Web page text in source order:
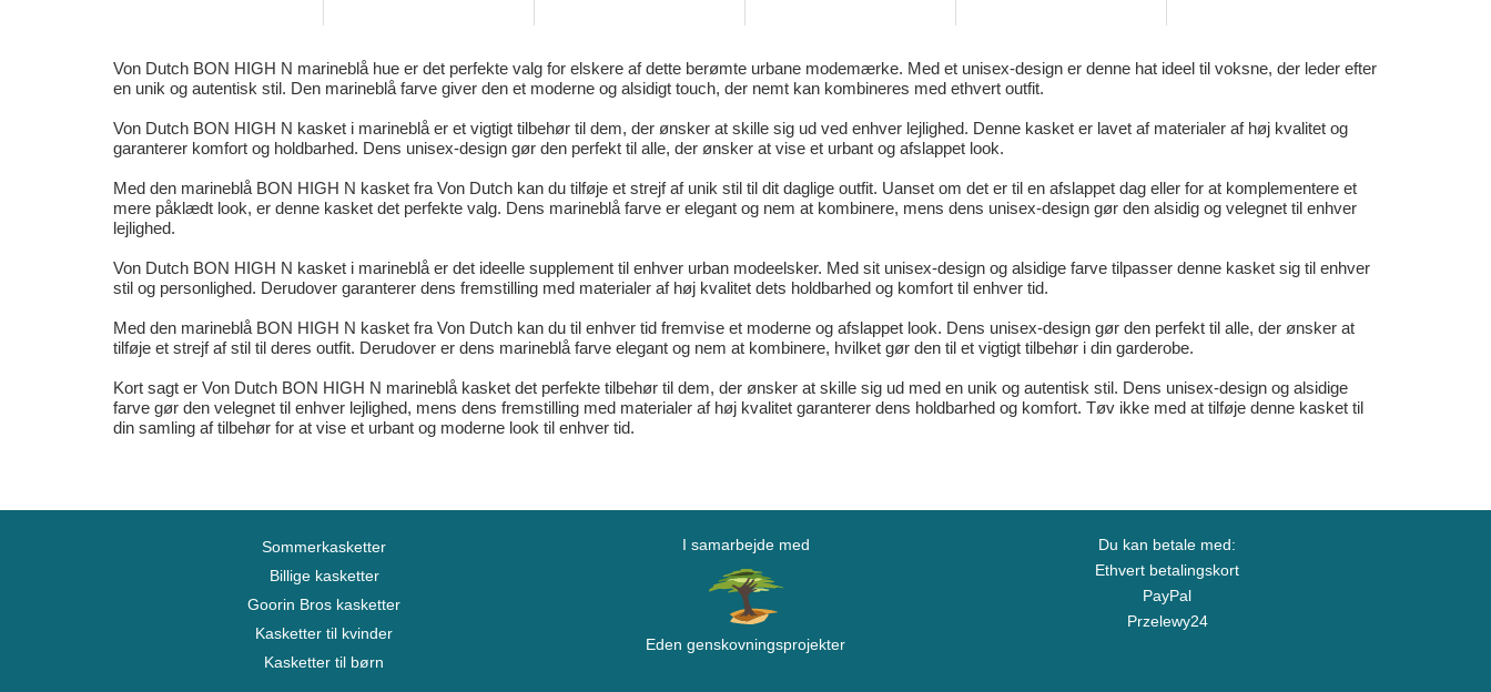
Von Dutch BON HIGH N marineblå hue er det perfekte valg for elskere af dette berømte urbane modemærke. Med et unisex-design er denne hat ideel til voksne, der leder efter
en unik og autentisk stil. Den marineblå farve giver den et moderne og alsidigt touch, der nemt kan kombineres med ethvert outfit.
Von Dutch BON HIGH N kasket i marineblå er et vigtigt tilbehør til dem, der ønsker at skille sig ud ved enhver lejlighed. Denne kasket er lavet af materialer af høj kvalitet og
garanterer komfort og holdbarhed. Dens unisex-design gør den perfekt til alle, der ønsker at vise et urbant og afslappet look.
Med den marineblå BON HIGH N kasket fra Von Dutch kan du tilføje et strejf af unik stil til dit daglige outfit. Uanset om det er til en afslappet dag eller for at komplementere et
mere påklædt look, er denne kasket det perfekte valg. Dens marineblå farve er elegant og nem at kombinere, mens dens unisex-design gør den alsidig og velegnet til enhver
lejlighed.
Von Dutch BON HIGH N kasket i marineblå er det ideelle supplement til enhver urban modeelsker. Med sit unisex-design og alsidige farve tilpasser denne kasket sig til enhver
stil og personlighed. Derudover garanterer dens fremstilling med materialer af høj kvalitet dets holdbarhed og komfort til enhver tid.
Med den marineblå BON HIGH N kasket fra Von Dutch kan du til enhver tid fremvise et moderne og afslappet look. Dens unisex-design gør den perfekt til alle, der ønsker at
tilføje et strejf af stil til deres outfit. Derudover er dens marineblå farve elegant og nem at kombinere, hvilket gør den til et vigtigt tilbehør i din garderobe.
Kort sagt er Von Dutch BON HIGH N marineblå kasket det perfekte tilbehør til dem, der ønsker at skille sig ud med en unik og autentisk stil. Dens unisex-design og alsidige
farve gør den velegnet til enhver lejlighed, mens dens fremstilling med materialer af høj kvalitet garanterer dens holdbarhed og komfort. Tøv ikke med at tilføje denne kasket til
din samling af tilbehør for at vise et urbant og moderne look til enhver tid.
Sommerkasketter
Billige kasketter
Goorin Bros kasketter
Kasketter til kvinder
Kasketter til børn
I samarbejde med
Eden genskovningsprojekter
Du kan betale med:
Ethvert betalingskort
PayPal
Przelewy24